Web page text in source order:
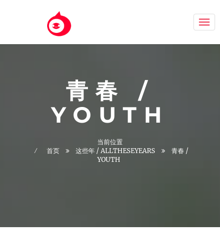
青春 /
YOUTH
当前位置
首页
这些年 / ALLTHESEYEARS
青春 /
YOUTH